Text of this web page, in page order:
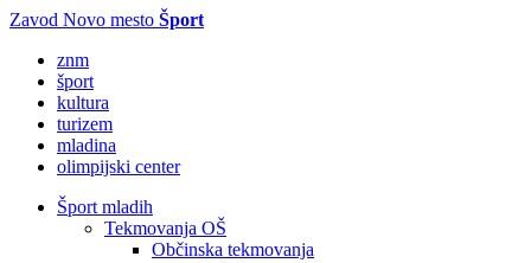
Zavod Novo mesto Šport
znm
šport
kultura
turizem
mladina
olimpijski center
Šport mladih
Tekmovanja OŠ
Občinska tekmovanja